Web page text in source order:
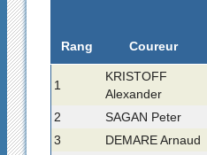
Rang Coureur
1
KRISTOFF
Alexander
2 SAGAN Peter
3
DEMARE Arnaud